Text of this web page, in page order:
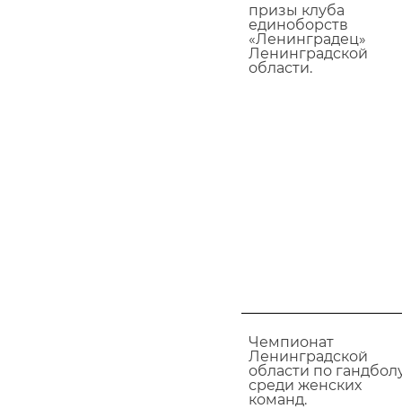
призы клуба
единоборств
«Ленинградец»
Ленинградской
области.
Чемпионат
Ленинградской
области по
среди женских
команд.